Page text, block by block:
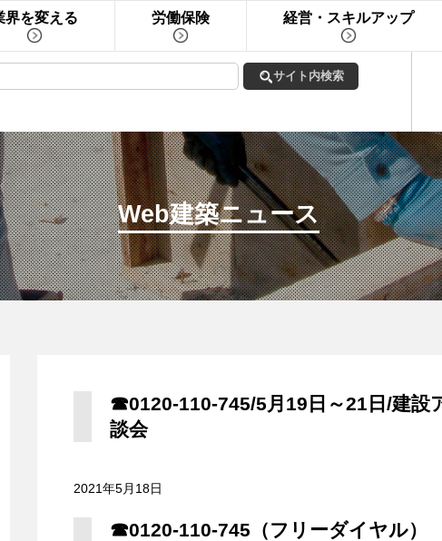
界を変える 労働保険 経営・スキルアップ
Web建築ニュース
☎0120-110-745/5月19日～21日/建設
談会
2021年5月18日
☎0120-110-745（フリーダイヤル）